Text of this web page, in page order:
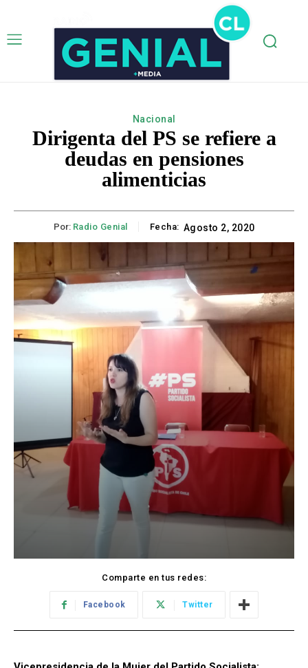
Nacional
Dirigenta del PS se refiere a
deudas en pensiones
alimenticias
Por: Radio Genial Fecha: Agosto 2, 2020
Comparte en tus redes:
Facebook Twitter